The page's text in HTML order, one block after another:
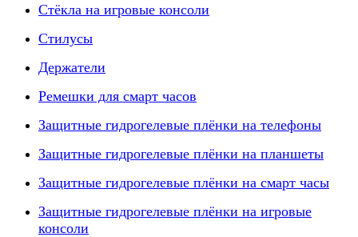
Стёкла на игровые консоли
Стилусы
Держатели
Ремешки для смарт часов
Защитные гидрогелевые плёнки на телефоны
Защитные гидрогелевые плёнки на планшеты
Защитные гидрогелевые плёнки на смарт часы
Защитные гидрогелевые плёнки на игровые
консоли